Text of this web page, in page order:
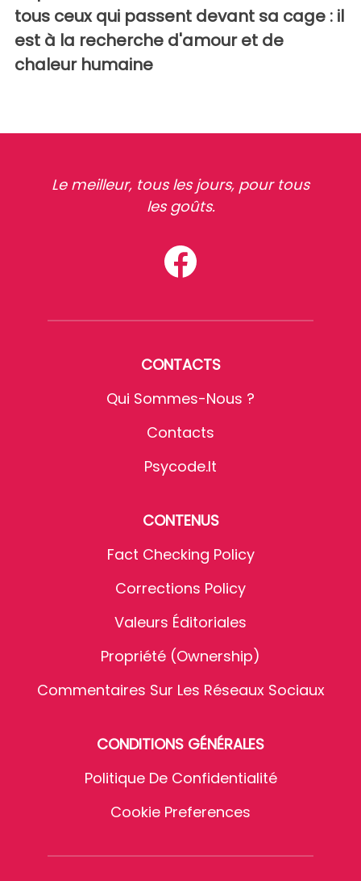
tous ceux qui passent devant sa cage : il
est à la recherche d'amour et de
chaleur humaine
Le meilleur, tous les jours, pour tous
les goûts.
CONTACTS
Qui Sommes-Nous ?
Contacts
Psycode.it
CONTENUS
Fact Checking Policy
Corrections Policy
Valeurs Éditoriales
Propriété (Ownership)
Commentaires Sur Les Réseaux Sociaux
CONDITIONS GÉNÉRALES
Politique De Confidentialité
Cookie Preferences